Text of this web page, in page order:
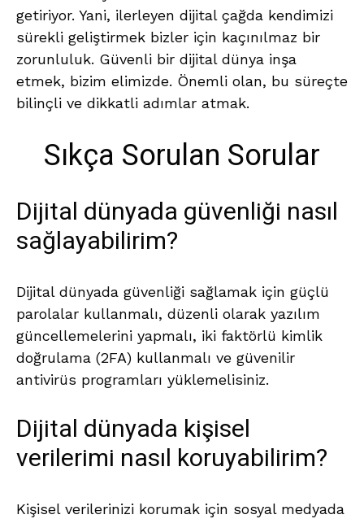
getiriyor. Yani, ilerleyen dijital çağda kendimizi
sürekli geliştirmek bizler için kaçınılmaz bir
zorunluluk. Güvenli bir dijital dünya inşa
etmek, bizim elimizde. Önemli olan, bu süreçte
bilinçli ve dikkatli adımlar atmak.
Sıkça Sorulan Sorular
Dijital dünyada güvenliği nasıl
sağlayabilirim?
Dijital dünyada güvenliği sağlamak için güçlü
parolalar kullanmalı, düzenli olarak yazılım
güncellemelerini yapmalı, iki faktörlü kimlik
doğrulama (2FA) kullanmalı ve güvenilir
antivirüs programları yüklemelisiniz.
Dijital dünyada kişisel
verilerimi nasıl koruyabilirim?
Kişisel verilerinizi korumak için sosyal medyada